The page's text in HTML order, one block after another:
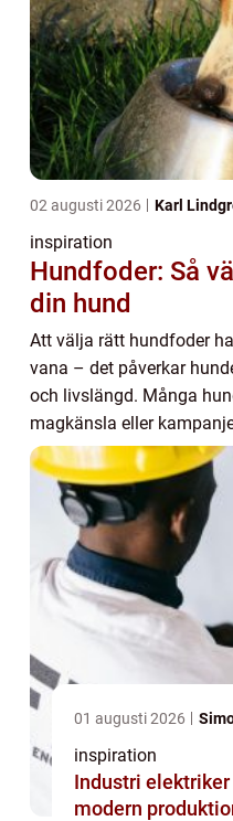
02 augusti 2026 Karl
inspiration
Hundfoder: Så
din hund
Att välja rätt hundfoder
vana – det påverkar
och livslängd. Många
magkänsla eller
01 augusti 2026
inspiration
Industri elektriker nyckelperson i
modern